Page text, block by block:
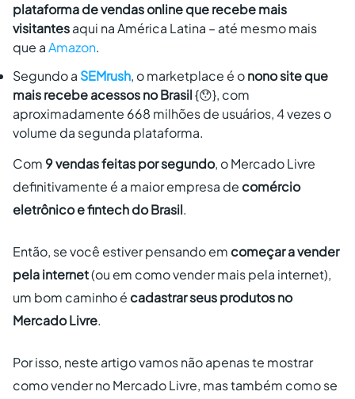
plataforma de vendas online querecebe mais
visitantesaqui na América Latina – até mesmo mais
que aAmazon.
Segundo a SEMrush, o marketplace é onono siteque
mais recebe acessos no Brasil{😯}, com
aproximadamente 668 milhões de usuários, 4 vezes o
volume da segunda plataforma.
Com 9 vendas feitas por segundo, o Mercado Livre
definitivamente é a maior empresa de comércio
eletrônico e fintech do Brasil.
Então, se você estiver pensando em começar a vender
pela internet(ou em como vender mais pela internet),
um bom caminho é cadastrar seus produtos no
Mercado Livre.
Por isso, neste artigo vamos não apenas te mostrar
como vender no Mercado Livre, mas também como se